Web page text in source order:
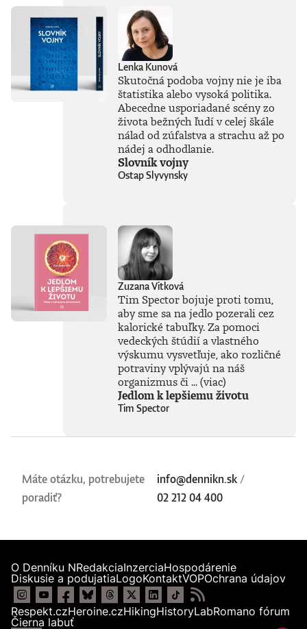
hraniciach, ktoré by
sme pri jej
používaní mali
jasne stanoviť.V
knihe Ako
premýšľať o umelej
inteligencii autor
čerpá zo svojich
skúseností, keďže
tejto téme sa
začiatku 80. rokov.
Vyváženie prínosov
sú často
nekonvenčné –
ChatGPT a
generatívnu AI
vníma len ako
najnovšiu kapitolu
v dlhom príbehu a
tvrdí, že sme stále
iba na začiatku
Naznačuje, že
technológie, ktoré
ešte neboli ani
životy v 30. rokoch
než čokoľvek, čo
máme k dispozícii
vedomých strojov,
virtuálnych svetoch
a o vplyve AI na
samotnú evolúciu
človeka.Knihu
preložil Marián
Hamada.Prečítajte
Lenka Kunová
Skutočná podoba vojny nie je iba
štatistika alebo vysoká politika.
Abecedne usporiadané scény zo
života bežných ľudí v celej škále
nálad od zúfalstva a strachu až po
nádej a odhodlanie.
Slovník vojny
Ostap Slyvynsky
Zuzana Vitková
Tim Spector bojuje proti tomu,
aby sme sa na jedlo pozerali cez
kalorické tabuľky. Za pomoci
vedeckých štúdií a vlastného
výskumu vysvetľuje, ako rozličné
potraviny vplývajú na náš
organizmus či ...(viac)
Jedlom k lepšiemu životu
Tim Spector
Máte otázku, potrebujete
poradiť?
info@dennikn.sk /
02 212 04 400
O Denníku NRedakciaInzerciaHospodárenie
Diskusie a podujatiaLogoKontaktVOPOchrana údajov
Respekt.czHeroine.czHikingHistoryLabRomano fórum
Čierna labuť